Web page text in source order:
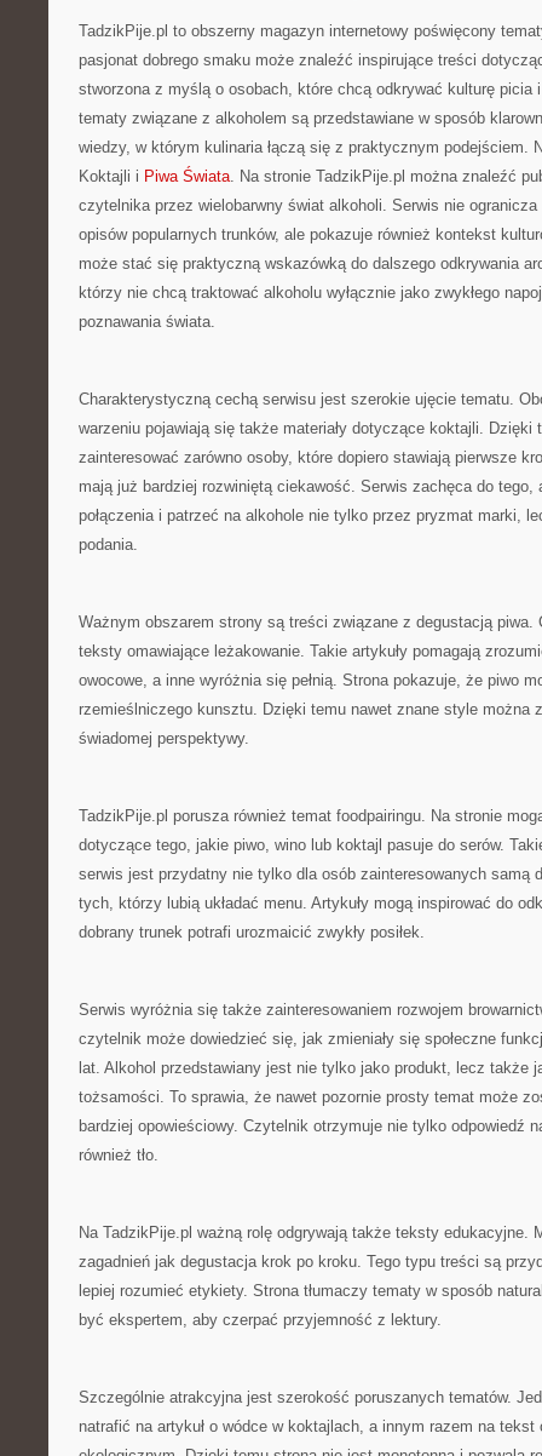
TadzikPije.pl to obszerny magazyn internetowy poświęcony
pasjonat dobrego smaku może znaleźć inspirujące treści
stworzona z myślą o osobach, które chcą odkrywać kulturę picia
tematy związane z alkoholem są przedstawiane w sposób
wiedzy, w którym kulinaria łączą się z praktycznym podejściem.
Koktajli i Piwa Świata. Na stronie TadzikPije.pl można znaleźć
czytelnika przez wielobarwny świat alkoholi. Serwis nie ogranicza
opisów popularnych trunków, ale pokazuje również kontekst
może stać się praktyczną wskazówką do dalszego odkrywania
którzy nie chcą traktować alkoholu wyłącznie jako zwykłego
poznawania świata.
Charakterystyczną cechą serwisu jest szerokie ujęcie tematu.
warzeniu pojawiają się także materiały dotyczące koktajli. Dzięki
zainteresować zarówno osoby, które dopiero stawiają pierwsze
mają już bardziej rozwiniętą ciekawość. Serwis zachęca do tego,
połączenia i patrzeć na alkohole nie tylko przez pryzmat marki,
podania.
Ważnym obszarem strony są treści związane z degustacją piwa.
teksty omawiające leżakowanie. Takie artykuły pomagają
owocowe, a inne wyróżnia się pełnią. Strona pokazuje, że piwo
rzemieślniczego kunsztu. Dzięki temu nawet znane style można
świadomej perspektywy.
TadzikPije.pl porusza również temat foodpairingu. Na stronie
dotyczące tego, jakie piwo, wino lub koktajl pasuje do serów.
serwis jest przydatny nie tylko dla osób zainteresowanych samą
tych, którzy lubią układać menu. Artykuły mogą inspirować do
dobrany trunek potrafi urozmaicić zwykły posiłek.
Serwis wyróżnia się także zainteresowaniem rozwojem
czytelnik może dowiedzieć się, jak zmieniały się społeczne
lat. Alkohol przedstawiany jest nie tylko jako produkt, lecz także
tożsamości. To sprawia, że nawet pozornie prosty temat może
bardziej opowieściowy. Czytelnik otrzymuje nie tylko odpowiedź
również tło.
Na TadzikPije.pl ważną rolę odgrywają także teksty edukacyjne.
zagadnień jak degustacja krok po kroku. Tego typu treści są
lepiej rozumieć etykiety. Strona tłumaczy tematy w sposób
być ekspertem, aby czerpać przyjemność z lektury.
Szczególnie atrakcyjna jest szerokość poruszanych tematów.
natrafić na artykuł o wódce w koktajlach, a innym razem na tekst